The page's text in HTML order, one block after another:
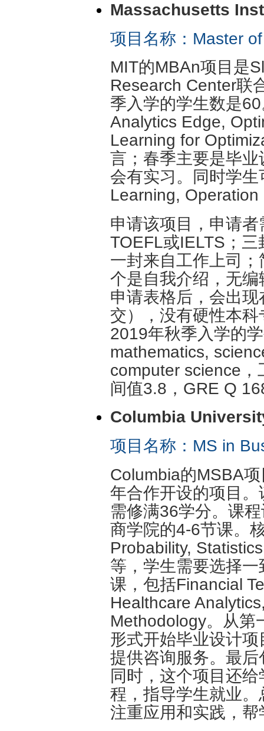
Massachusetts
项目名称：Master
MIT的MBAn项目是
Research Center联
季入学的学生数是
Analytics Edge,
Learning for
言；春季主要是毕
会有实习。同时学
Learning,
申请该项目，申请
TOEFL或IELTS；
一封来自工作上司
个是自我介绍，无
申请表格后，会出
交），没有硬性本
2019年秋季入学的
mathematics,
computer science，
间值3.8，GRE Q
Columbia
项目名称：MS in
Columbia的MSBA
年合作开设的项目
需修满36学分。课
商学院的4-6节课。
Probability,
等，学生需要选择
课，包括Financial
Healthcare
Methodology。从第
形式开始毕业设计
提供咨询服务。最
同时，这个项目还
程，指导学生就业
注重应用和实践，